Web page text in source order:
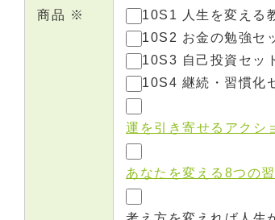
商品 ※
10S1 人生を変える
10S2 お金の勉強セ
10S3 自己投資セッ
10S4 継続・習慣化
運を引き寄せるアクシ
あなたを変える8つの